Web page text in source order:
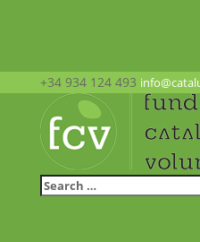
+34 934 124 493